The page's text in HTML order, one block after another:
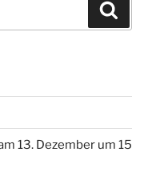
13. Dezember um 15